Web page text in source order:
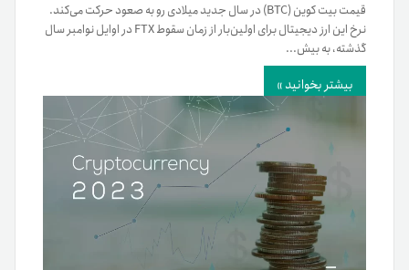
قیمت بیت کوین (BTC) در سال جدید میلادی رو به صعود حرکت می‌کند.
نرخ این ارز دیجیتال برای اولین‌بار از زمان سقوط FTX در اوایل نوامبر سال
گذشته، به بیش...
بیشتر بخوانید »